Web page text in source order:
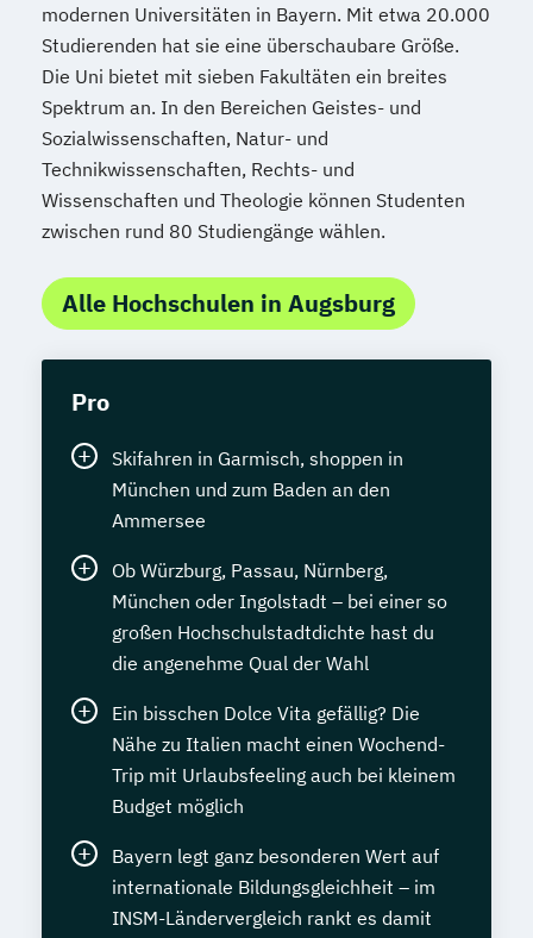
modernen Universitäten in Bayern. Mit etwa 20.000
Studierenden hat sie eine überschaubare Größe.
Die Uni bietet mit sieben Fakultäten ein breites
Spektrum an. In den Bereichen Geistes- und
Sozialwissenschaften, Natur- und
Technikwissenschaften, Rechts- und
Wissenschaften und Theologie können Studenten
zwischen rund 80 Studiengänge wählen.
Alle Hochschulen in Augsburg
Pro
Skifahren in Garmisch, shoppen in
München und zum Baden an den
Ammersee
Ob Würzburg, Passau, Nürnberg,
München oder Ingolstadt – bei einer so
großen Hochschulstadtdichte hast du
die angenehme Qual der Wahl
Ein bisschen Dolce Vita gefällig? Die
Nähe zu Italien macht einen Wochend-
Trip mit Urlaubsfeeling auch bei kleinem
Budget möglich
Bayern legt ganz besonderen Wert auf
internationale Bildungsgleichheit – im
INSM-Ländervergleich rankt es damit